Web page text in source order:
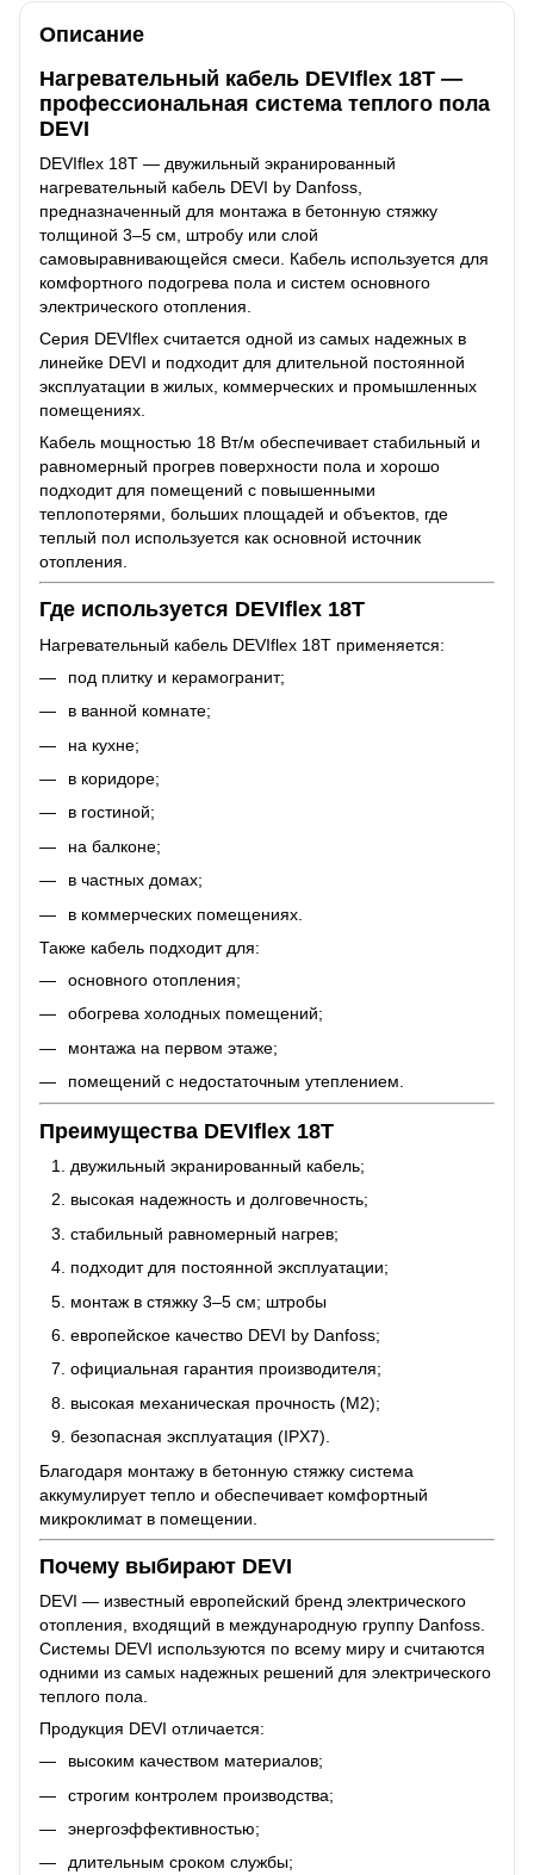
Описание
Нагревательный кабель DEVIflex 18T —
профессиональная система теплого пола
DEVI
DEVIflex 18T — двужильный экранированный
нагревательный кабель DEVI by Danfoss,
предназначенный для монтажа в бетонную стяжку
толщиной 3–5 см, штробу или слой
самовыравнивающейся смеси. Кабель используется для
комфортного подогрева пола и систем основного
электрического отопления.
Серия DEVIflex считается одной из самых надежных в
линейке DEVI и подходит для длительной постоянной
эксплуатации в жилых, коммерческих и промышленных
помещениях.
Кабель мощностью 18 Вт/м обеспечивает стабильный и
равномерный прогрев поверхности пола и хорошо
подходит для помещений с повышенными
теплопотерями, больших площадей и объектов, где
теплый пол используется как основной источник
отопления.
Где используется DEVIflex 18T
Нагревательный кабель DEVIflex 18T применяется:
под плитку и керамогранит;
в ванной комнате;
на кухне;
в коридоре;
в гостиной;
на балконе;
в частных домах;
в коммерческих помещениях.
Также кабель подходит для:
основного отопления;
обогрева холодных помещений;
монтажа на первом этаже;
помещений с недостаточным утеплением.
Преимущества DEVIflex 18T
двужильный экранированный кабель;
высокая надежность и долговечность;
стабильный равномерный нагрев;
подходит для постоянной эксплуатации;
монтаж в стяжку 3–5 см; штробы
европейское качество DEVI by Danfoss;
официальная гарантия производителя;
высокая механическая прочность (M2);
безопасная эксплуатация (IPX7).
Благодаря монтажу в бетонную стяжку система
аккумулирует тепло и обеспечивает комфортный
микроклимат в помещении.
Почему выбирают DEVI
DEVI — известный европейский бренд электрического
отопления, входящий в международную группу Danfoss.
Системы DEVI используются по всему миру и считаются
одними из самых надежных решений для электрического
теплого пола.
Продукция DEVI отличается:
высоким качеством материалов;
строгим контролем производства;
энергоэффективностью;
длительным сроком службы;